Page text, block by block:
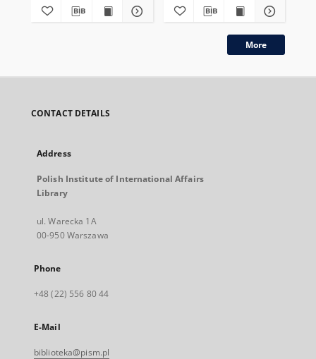
More
CONTACT DETAILS
Address
Polish Institute of International Affairs
Library
ul. Warecka 1A
00-950 Warszawa
Phone
+48 (22) 556 80 44
E-Mail
biblioteka@pism.pl